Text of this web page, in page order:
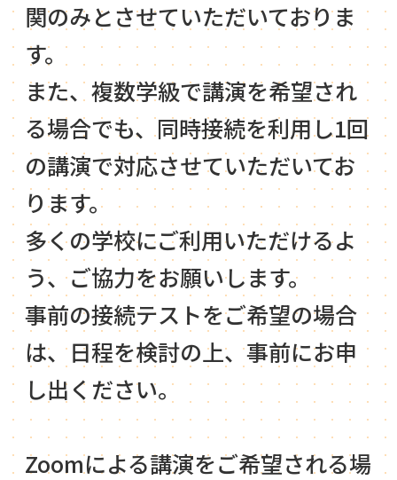
関のみとさせていただいておりま
す。
また、複数学級で講演を希望され
る場合でも、同時接続を利用し1回
の講演で対応させていただいてお
ります。
多くの学校にご利用いただけるよ
う、ご協力をお願いします。
事前の接続テストをご希望の場合
は、日程を検討の上、事前にお申
し出ください。
Zoomによる講演をご希望される場